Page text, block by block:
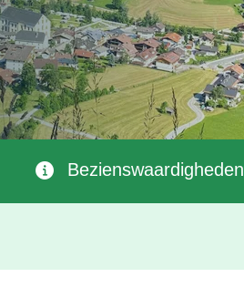
Bezienswaardigheden